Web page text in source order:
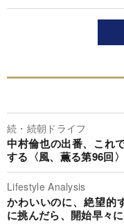
続・続朝ドライフ
中村倫也の出番、これ
する〈風、薫る第96回〉
Lifestyle Analysis
かわいいのに、絶望的
に挑んだら、開始早々